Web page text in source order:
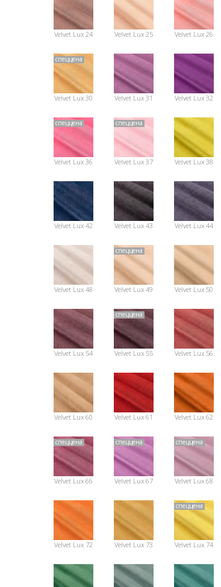
Velvet Lux 24 Velvet Lux 25 Velvet Lux 26
спеццена
Velvet Lux 30 Velvet Lux 31 Velvet Lux 32
спеццена
Velvet Lux 36
спеццена
Velvet Lux 37 Velvet Lux 38
Velvet Lux 42 Velvet Lux 43 Velvet Lux 44
Velvet Lux 48
спеццена
Velvet Lux 49 Velvet Lux 50
Velvet Lux 54
спеццена
Velvet Lux 55 Velvet Lux 56
Velvet Lux 60 Velvet Lux 61 Velvet Lux 62
спеццена
Velvet Lux 66
спеццена
Velvet Lux 67
спеццена
Velvet Lux 68
Velvet Lux 72 Velvet Lux 73
спеццена
Velvet Lux 74